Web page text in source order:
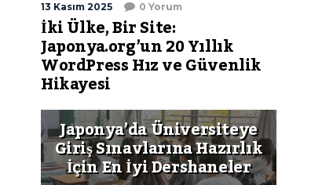
13 Kasım 2025 0 Yorum
İki Ülke, Bir Site:
Japonya.org’un 20 Yıllık
WordPress Hız ve Güvenlik
Hikayesi
Japonya’da Üniversiteye
Giriş Sınavlarına Hazırlık
İçin En İyi Dershaneler